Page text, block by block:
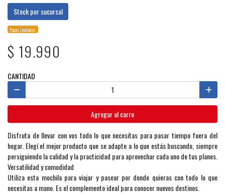
Stock por sucursal
Pocas Unidades.
$ 19.990
CANTIDAD
Agregar al carro
Disfruta de llevar con vos todo lo que necesitas para pasar tiempo fuera del
hogar. Elegí el mejor producto que se adapte a lo que estás buscando, siempre
persiguiendo la calidad y la practicidad para aprovechar cada uno de tus planes.
Versatilidad y comodidad
Utiliza esta mochila para viajar y pasear por donde quieras con todo lo que
necesitas a mano. Es el complemento ideal para conocer nuevos destinos.